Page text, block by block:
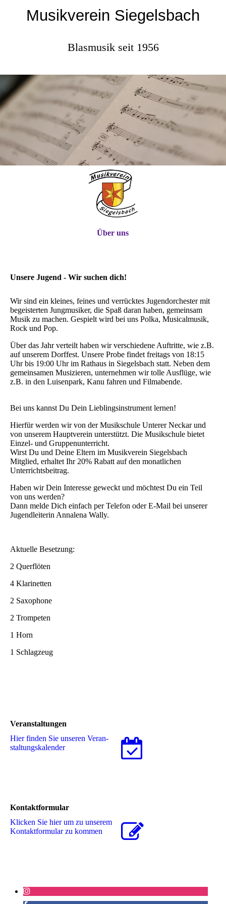
Musikverein Siegelsbach
Blasmusik seit 1956
Über uns
Unsere Jugend - Wir suchen dich!
Wir sind ein kleines, feines und verrücktes Jugendorchester mit
begeisterten Jungmusiker, die Spaß daran haben, gemeinsam
Musik zu machen. Gespielt wird bei uns Polka, Musicalmusik,
Rock und Pop.
Über das Jahr verteilt haben wir verschiedene Auftritte, wie z.B.
auf unserem Dorffest. Unsere Probe findet freitags von 18:15
Uhr bis 19:00 Uhr im Rathaus in Siegelsbach statt. Neben dem
gemeinsamen Musizieren, unternehmen wir tolle Ausflüge, wie
z.B. in den Luisenpark, Kanu fahren und Filmabende.
Bei uns kannst Du Dein Lieblingsinstrument lernen!
Hierfür werden wir von der Musikschule Unterer Neckar und
von unserem Hauptverein unterstützt. Die Musikschule bietet
Einzel- und Gruppenunterricht.
Wirst Du und Deine Eltern im Musikverein Siegelsbach
Mitglied, erhaltet Ihr 20% Rabatt auf den monatlichen
Unterrichtsbeitrag.
Haben wir Dein Interesse geweckt und möchtest Du ein Teil
von uns werden?
Dann melde Dich einfach per Telefon oder E-Mail bei unserer
Jugendleiterin Annalena Wally.
Aktuelle Besetzung:
2 Querflöten
4 Klarinetten
2 Saxophone
2 Trompeten
1 Horn
1 Schlagzeug
Veranstaltungen
Hier finden Sie unseren Ver­an­
stal­tungs­ka­len­der
Kontaktformular
Klicken Sie hier um zu unserem
Kon­takt­for­mu­lar zu kommen